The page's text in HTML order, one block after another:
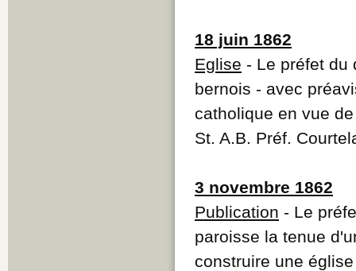
18 juin 1862
Eglise - Le préfet du
bernois - avec
catholique en vue
St. A.B. Préf.
3 novembre 1862
Publication - Le
paroisse la tenue
construire une